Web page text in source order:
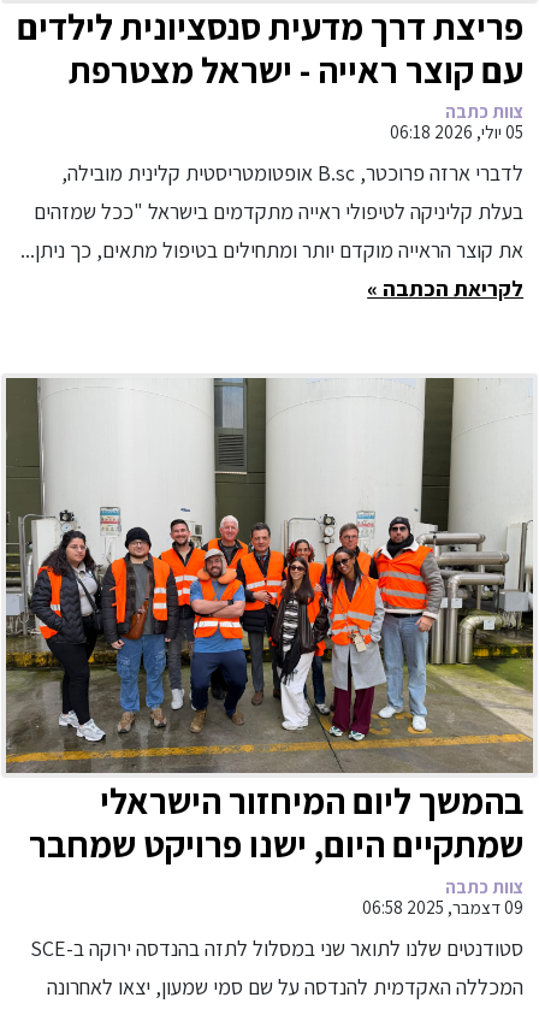
פריצת דרך מדעית סנסציונית לילדים
עם קוצר ראייה - ישראל מצטרפת
למדינות שמשווקות את העדשות
המהפכניות והיחידות בעולם שאושרו
על ידי ה Fda לטיפול בקוצר ראיה
אצל ילדים
צוות כתבה
05 יולי, 2026 06:18
לדברי ארזה פרוכטר, B.sc אופטומטריסטית קלינית מובילה,
בעלת קליניקה לטיפולי ראייה מתקדמים בישראל "ככל שמזהים
את קוצר הראייה מוקדם יותר ומתחילים בטיפול מתאים, כך ניתן...
לקריאת הכתבה »
בהמשך ליום המיחזור הישראלי
שמתקיים היום, ישנו פרויקט שמחבר
בין סטודנטים להנדסה ירוקה לבין
פתרונות חדשניים לניהול פסולת
עירונית.
צוות כתבה
09 דצמבר, 2025 06:58
סטודנטים שלנו לתואר שני במסלול לתזה בהנדסה ירוקה ב-SCE
המכללה האקדמית להנדסה על שם סמי שמעון, יצאו לאחרונה